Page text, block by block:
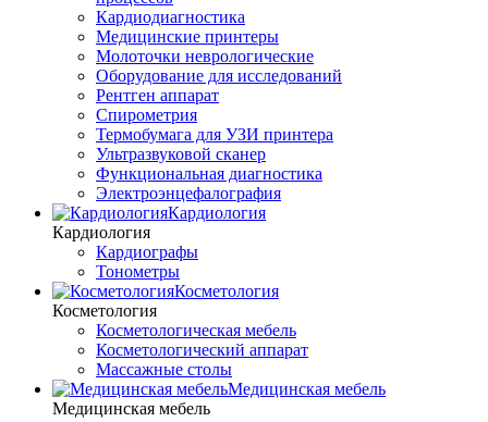
Кардиодиагностика
Медицинские принтеры
Молоточки неврологические
Оборудование для исследований
Рентген аппарат
Спирометрия
Термобумага для УЗИ принтера
Ультразвуковой сканер
Функциональная диагностика
Электроэнцефалография
Кардиология
Кардиология
Кардиографы
Тонометры
Косметология
Косметология
Косметологическая мебель
Косметологический аппарат
Массажные столы
Медицинская мебель
Медицинская мебель